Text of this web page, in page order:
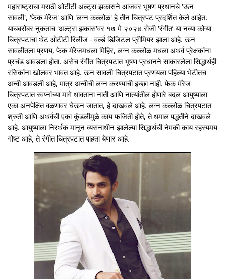
महाराष्ट्राचा मराठी ओटीटी अल्ट्रा झकासने आजवर भूषण प्रधानचे 'ऊन
सावली', 'फेक मॅरेज' आणि 'लग्न कल्लोळ' हे तीन चित्रपट प्रदर्शित केले आहेत.
याचबरोबर नुकताच 'अल्ट्रा झकास'वर १७ मे २०२४ रोजी ‘रंगीत’ या नव्या कोऱ्या
चित्रपटाचा थेट ओटीटी रिलीज - वर्ल्ड डिजिटल प्रीमियर झाला आहे. ऊन
सावलीतला प्रणय, फेक मॅरेजमधला मिहिर, लग्न कल्लोळ मधला अथर्व प्रेक्षकांना
प्रचंड आवडला होता. असेच रंगीत चित्रपटात भूषण प्रधानने साकारलेला सिद्धार्थही
रसिकांना खोलवर भावत आहे. ऊन सावली चित्रपटात प्रणयला पहिल्या भेटीतच
अन्वी आवडली आहे, मात्र अन्वीची लग्न करण्याची इच्छा नाही. फेक मॅरेज
चित्रपटात स्वप्नांच्या मागे धावताना नाती आणि नात्यांतील होणारे बदल आयुष्याला
एका अनपेक्षित वळणावर घेऊन जातात, हे दाखवले आहे. लग्न कल्लोळ चित्रपटात
श्रुती आणि अथर्वची एका कुंडलीमुळे काय फजिती होते, ते धमाल पद्धतीने दाखवले
आहे. आयुष्याला निरर्थक मानून व्यसनाधीन झालेल्या सिद्धार्थची नेमकी काय रहस्यमय
गोष्ट आहे, ते रंगीत चित्रपटात पाहता येणार आहे.